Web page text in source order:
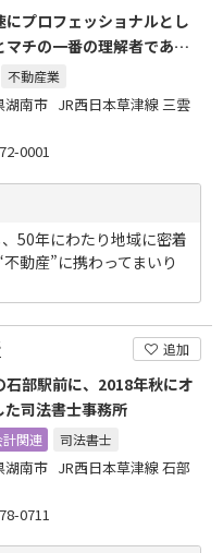
にプロフェッショナルとし
マチの一番の理解者であり
不動産業
湖南市 JR西日本草津線 三雲
0001
50年にわたり地域に密着
動産”に携わってまいり
追加
石部駅前に、2018年秋にオ
た司法書士事務所
計関連 司法書士
湖南市 JR西日本草津線 石部
0711